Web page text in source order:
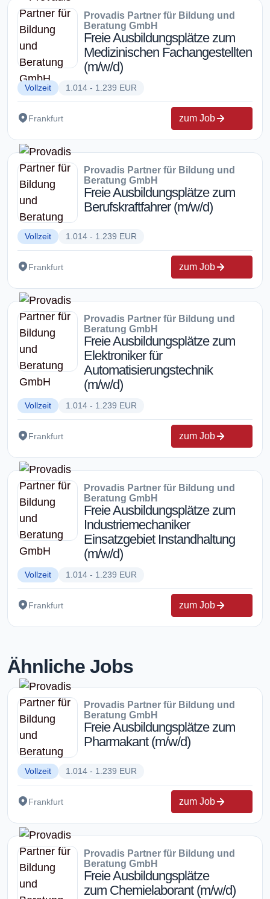
Provadis Partner für Bildung und
Beratung GmbH
Freie Ausbildungsplätze zum
Medizinischen Fachangestellten
(m/w/d)
Vollzeit 1.014 - 1.239 EUR
Frankfurt zum Job
Provadis Partner für Bildung und
Beratung GmbH
Freie Ausbildungsplätze zum
Berufskraftfahrer (m/w/d)
Vollzeit 1.014 - 1.239 EUR
Frankfurt zum Job
Provadis Partner für Bildung und
Beratung GmbH
Freie Ausbildungsplätze zum
Elektroniker für
Automatisierungstechnik
(m/w/d)
Vollzeit 1.014 - 1.239 EUR
Frankfurt zum Job
Provadis Partner für Bildung und
Beratung GmbH
Freie Ausbildungsplätze zum
Industriemechaniker
Einsatzgebiet Instandhaltung
(m/w/d)
Vollzeit 1.014 - 1.239 EUR
Frankfurt zum Job
Ähnliche Jobs
Provadis Partner für Bildung und
Beratung GmbH
Freie Ausbildungsplätze zum
Pharmakant (m/w/d)
Vollzeit 1.014 - 1.239 EUR
Frankfurt zum Job
Provadis Partner für Bildung und
Beratung GmbH
Freie Ausbildungsplätze
zum Chemielaborant (m/w/d)